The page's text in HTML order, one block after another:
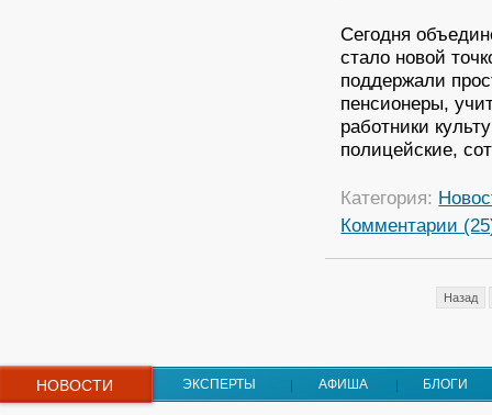
Сегодня
стало новой
поддержали
пенсионеры,
работники
полицейские,
Категория:
Комментарии
Назад
НОВОСТИ ЭКСПЕРТЫ АФИША БЛОГИ